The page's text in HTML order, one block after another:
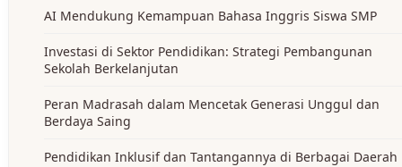
AI Mendukung Kemampuan Bahasa Inggris Siswa SMP
Investasi di Sektor Pendidikan: Strategi Pembangunan
Sekolah Berkelanjutan
Peran Madrasah dalam Mencetak Generasi Unggul dan
Berdaya Saing
Pendidikan Inklusif dan Tantangannya di Berbagai Daerah